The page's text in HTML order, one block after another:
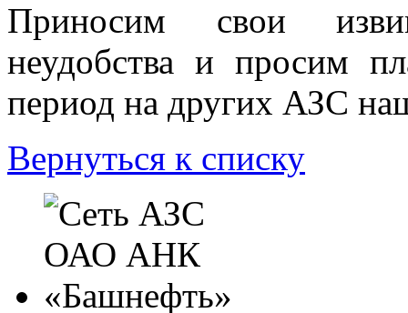
Приносим свои
неудобства и просим
период на других АЗС
Вернуться к списку